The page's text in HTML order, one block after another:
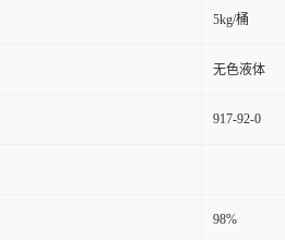
5kg/桶
无色液体
917-92-0
98%